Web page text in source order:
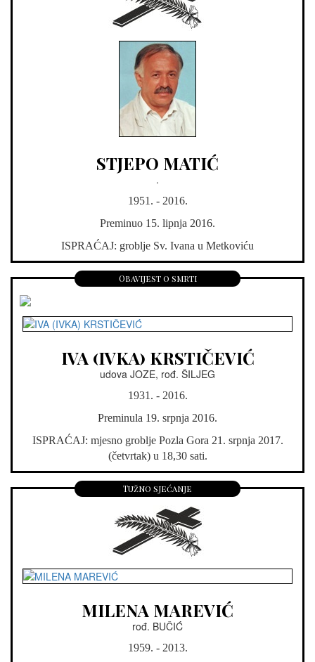
STJEPO MATIĆ
.
1951. - 2016.
Preminuo 15. lipnja 2016.
ISPRAĆAJ: groblje Sv. Ivana u Metkoviću
Obavijest o smrti
IVA (IVKA) KRSTIČEVIĆ
udova JOZE, rođ. ŠILJEG
1931. - 2016.
Preminula 19. srpnja 2016.
ISPRAĆAJ: mjesno groblje Pozla Gora 21. srpnja 2017.
(četvrtak) u 18,30 sati.
Tužno sjećanje
MILENA MAREVIĆ
rođ. BUČIĆ
1959. - 2013.